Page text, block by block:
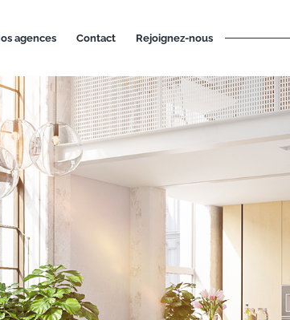
nos agences contact rejoignez-nous